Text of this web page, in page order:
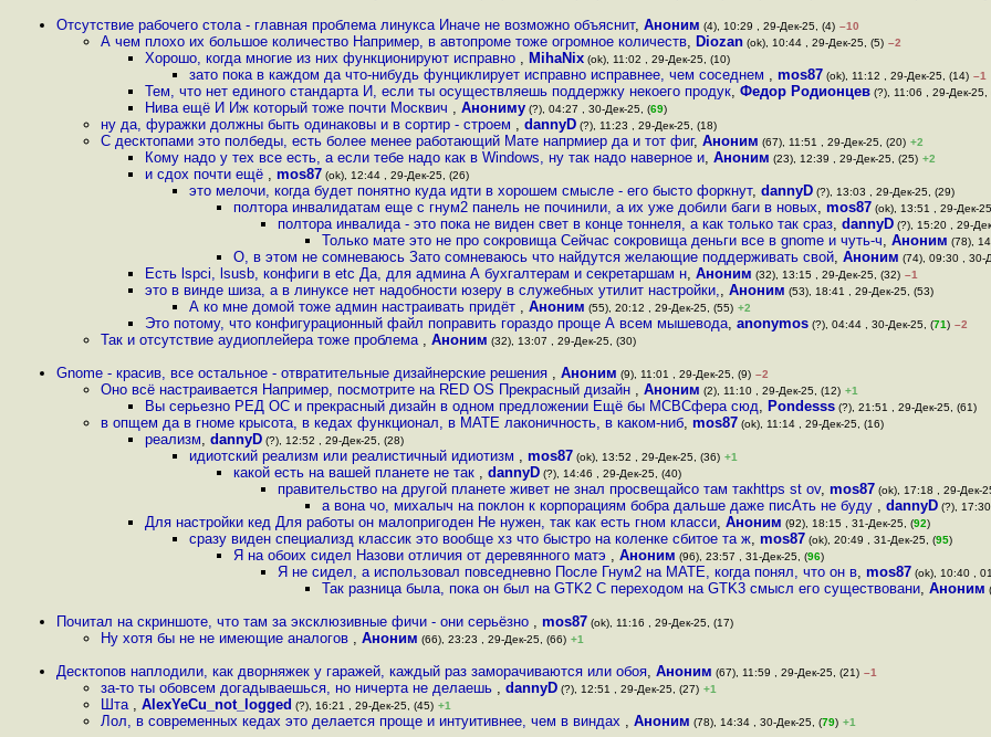
Отсутствие рабочего стола - главная проблема линукса Иначе не возможно объяснит, Аноним (4), 10:29 , 29-Дек-25, (4) –10
А чем плохо их большое количество Например, в автопроме тоже огромное количеств, Diozan (ok), 10:44 , 29-Дек-25, (5) –2
Хорошо, когда многие из них функционируют исправно , MihaNix (ok), 11:02 , 29-Дек-25, (10)
зато пока в каждом да что-нибудь фунциклирует исправно исправнее, чем соседнем , mos87 (ok), 11:12 , 29-Дек-25, (14) –1
Тем, что нет единого стандарта И, если ты осуществляешь поддержку некоего продук, Федор Родионцев (?), 11:06 , 29-Дек-25,
Нива ещё И Иж который тоже почти Москвич , Анониму (?), 04:27 , 30-Дек-25, (69)
ну да, фуражки должны быть одинаковы и в сортир - строем , dannyD (?), 11:23 , 29-Дек-25, (18)
С десктопами это полбеды, есть более менее работающий Мате напрмиер да и тот фиг, Аноним (67), 11:51 , 29-Дек-25, (20) +2
Кому надо у тех все есть, а если тебе надо как в Windows, ну так надо наверное и, Аноним (23), 12:39 , 29-Дек-25, (25) +2
и сдох почти ещё , mos87 (ok), 12:44 , 29-Дек-25, (26)
это мелочи, когда будет понятно куда идти в хорошем смысле - его бысто форкнут, dannyD (?), 13:03 , 29-Дек-25, (29)
полтора инвалидатам еще с гнум2 панель не починили, а их уже добили баги в новых, mos87 (ok), 13:51 , 29-Дек-
полтора инвалида - это пока не виден свет в конце тоннеля, а как только так сраз, dannyD (?), 15:20 , 29-
Только мате это не про сокровища Сейчас сокровища деньги все в gnome и чуть-ч, Аноним (78),
О, в этом не сомневаюсь Зато сомневаюсь что найдутся желающие поддерживать свой, Аноним (74), 09:30 , 30-
Есть lspci, lsusb, конфиги в etc Да, для админа А бухгалтерам и секретаршам н, Аноним (32), 13:15 , 29-Дек-25, (32) –1
это в винде шиза, а в линуксе нет надобности юзеру в служебных утилит настройки,, Аноним (53), 18:41 , 29-Дек-25, (53)
А ко мне домой тоже админ настраивать придёт , Аноним (55), 20:12 , 29-Дек-25, (55) +2
Это потому, что конфигурационный файл поправить гораздо проще А всем мышевода, anonymos (?), 04:44 , 30-Дек-25, (71) –2
Так и отсутствие аудиоплейера тоже проблема , Аноним (32), 13:07 , 29-Дек-25, (30)
Gnome - красив, все остальное - отвратительные дизайнерские решения , Аноним (9), 11:01 , 29-Дек-25, (9) –2
Оно всё настраивается Например, посмотрите на RED OS Прекрасный дизайн , Аноним (2), 11:10 , 29-Дек-25, (12) +1
Вы серьезно РЕД ОС и прекрасный дизайн в одном предложении Ещё бы МСВСфера сюд, Pondesss (?), 21:51 , 29-Дек-25, (61)
в опщем да в гноме крысота, в кедах функционал, в МАТЕ лаконичность, в каком-ниб, mos87 (ok), 11:14 , 29-Дек-25, (16)
реализм, dannyD (?), 12:52 , 29-Дек-25, (28)
идиотский реализм или реалистичный идиотизм , mos87 (ok), 13:52 , 29-Дек-25, (36) +1
какой есть на вашей планете не так , dannyD (?), 14:46 , 29-Дек-25, (40)
правительство на другой планете живет не знал просвещайсо там такhttps st ov, mos87 (ok), 17:18 , 29-Дек-
а вона чо, михалыч на поклон к корпорациям бобра дальше даже писАть не буду , dannyD (?),
Для настройки кед Для работы он малопригоден Не нужен, так как есть гном класси, Аноним (92), 18:15 , 31-Дек-25, (92)
сразу виден специализд классик это вообще хз что быстро на коленке сбитое та ж, mos87 (ok), 20:49 , 31-Дек-25, (95)
Я на обоих сидел Назови отличия от деревянного матэ , Аноним (96), 23:57 , 31-Дек-25, (96)
Я не сидел, а использовал повседневно После Гнум2 на МАТЕ, когда понял, что он в, mos87 (ok), 10:40 ,
Так разница была, пока он был на GTK2 С переходом на GTK3 смысл его существовани, Аноним
Почитал на скриншоте, что там за эксклюзивные фичи - они серьёзно , mos87 (ok), 11:16 , 29-Дек-25, (17)
Ну хотя бы не не имеющие аналогов , Аноним (66), 23:23 , 29-Дек-25, (66) +1
Десктопов наплодили, как дворняжек у гаражей, каждый раз заморачиваются или обоя, Аноним (67), 11:59 , 29-Дек-25, (21) –1
за-то ты обовсем догадываешься, но ничерта не делаешь , dannyD (?), 12:51 , 29-Дек-25, (27) +1
Шта , AlexYeCu_not_logged (?), 16:21 , 29-Дек-25, (45) +1
Лол, в современных кедах это делается проще и интуитивнее, чем в виндах , Аноним (78), 14:34 , 30-Дек-25, (79) +1